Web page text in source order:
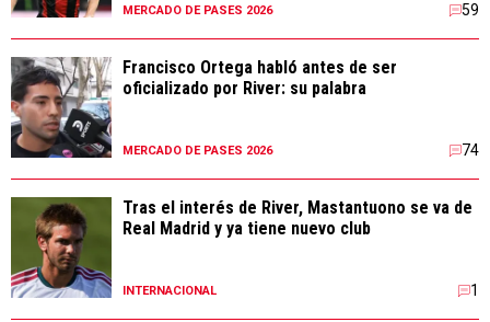
MERCADO DE PASES 2026 59
Francisco Ortega habló antes de ser
oficializado por River: su palabra
MERCADO DE PASES 2026 74
Tras el interés de River, Mastantuono se va de
Real Madrid y ya tiene nuevo club
INTERNACIONAL 1